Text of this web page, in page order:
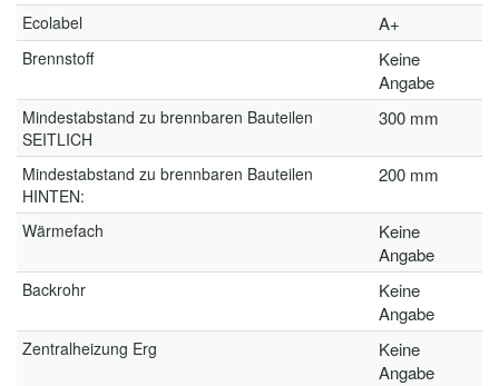
Ecolabel A+
Brennstoff
Keine
Angabe
Mindestabstand zu brennbaren Bauteilen
SEITLICH
300 mm
Mindestabstand zu brennbaren Bauteilen
HINTEN:
200 mm
Wärmefach
Keine
Angabe
Backrohr
Keine
Angabe
Zentralheizung Erg
Keine
Angabe